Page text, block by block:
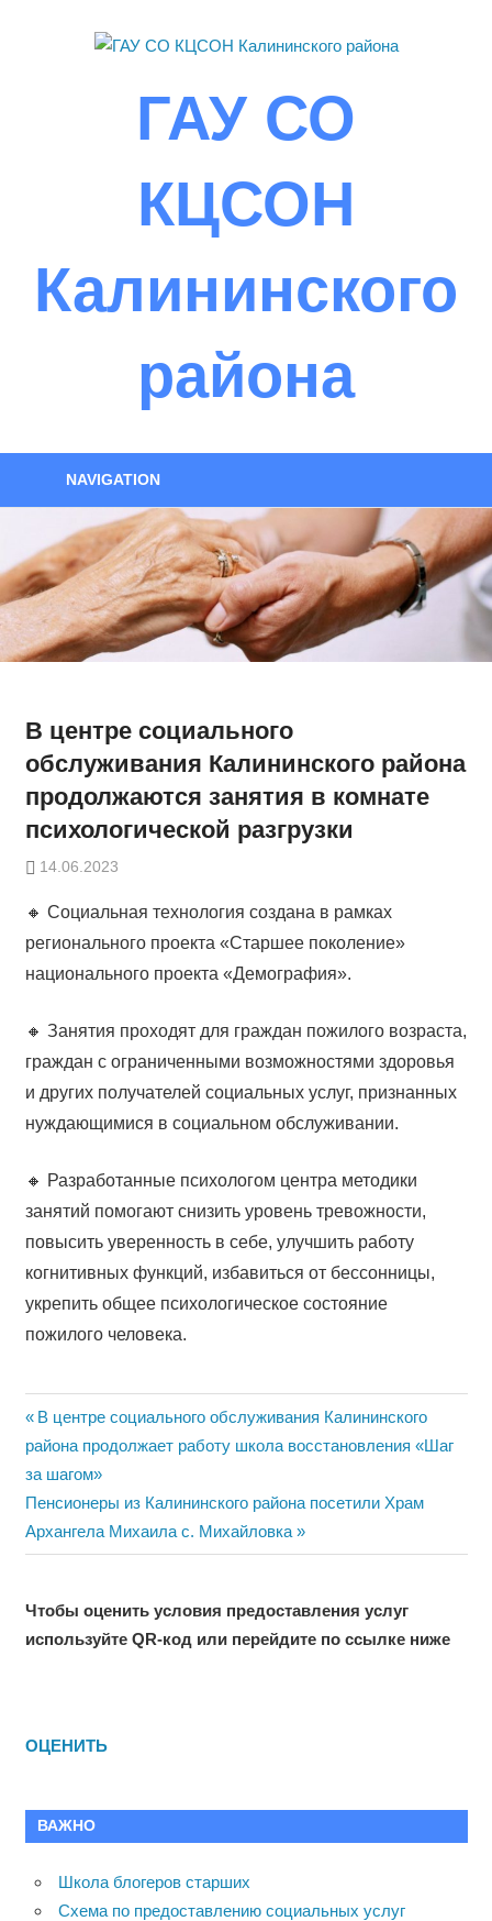
ГАУ СО
КЦСОН
Калининского
района
NAVIGATION
В центре социального
обслуживания Калининского района
продолжаются занятия в комнате
психологической разгрузки
14.06.2023
🔸 Социальная технология создана в рамках
регионального проекта «Старшее поколение»
национального проекта «Демография».
🔸 Занятия проходят для граждан пожилого возраста,
граждан с ограниченными возможностями здоровья
и других получателей социальных услуг, признанных
нуждающимися в социальном обслуживании.
🔸 Разработанные психологом центра методики
занятий помогают снизить уровень тревожности,
повысить уверенность в себе, улучшить работу
когнитивных функций, избавиться от бессонницы,
укрепить общее психологическое состояние
пожилого человека.
Навигация
по
записям
Previous
Post:
В центре социального обслуживания Калининского
района продолжает работу школа восстановления «Шаг
за шагом»
Next
Post:
Пенсионеры из Калининского района посетили Храм
Архангела Михаила с. Михайловка
Чтобы оценить условия предоставления услуг
используйте QR-код или перейдите по ссылке ниже
ОЦЕНИТЬ
ВАЖНО
Школа блогеров старших
Схема по предоставлению социальных услуг